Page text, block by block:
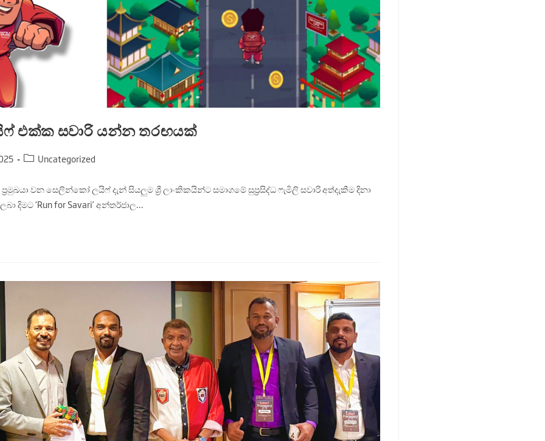
එක්ක සවාරි යන්න තරඟයක්
Uncategorized
වන සෙලින්කෝ ලයිෆ් දැන් සියලුම ශ්‍රී ලාංකිකයින්ට සමාගමේ සුප්‍රසිද්ධ ෆැමිලි සවාරි අත්දැකීම දිනා
දිමට ‘Run for Savari’ අන්තර්ජාල…